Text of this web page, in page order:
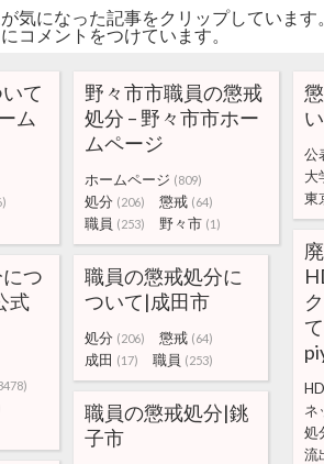
気になった記事をクリップしていま
コメントをつけています。
て
ム
野々市市職員の懲戒
処分 – 野々市市ホー
ムページ
ホームページ (809)
処分 (206) 懲戒 (64)
職員 (253) 野々市 (1)
公
大
東
ネ
処
流
つ
式
職員の懲戒処分に
ついて|成田市
処分 (206) 懲戒 (64)
成田 (17) 職員 (253)
職員の懲戒処分|銚
子市